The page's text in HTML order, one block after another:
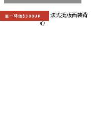
單一特價$300UP